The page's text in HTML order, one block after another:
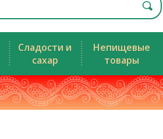
Сладости и
сахар
Непищевые
товары